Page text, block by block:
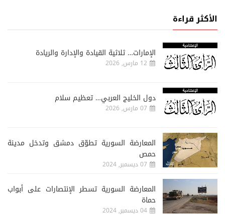
الأكثر قراءة
الإمارات… ثلاثية القيادة والإدارة والريادة
12 مارس, 2026
دول الخليج العربي… تعظيم سلام
07 مارس, 2026
المعارضة السورية تطوّق دمشق وتدخل مدينة
حمص
07 ديسمبر, 2024
المعارضة السورية تسطر الإنتصارات على أبواب
حماة
04 ديسمبر, 2024